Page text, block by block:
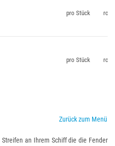
pro Stück
rot
pro Stück
rot
Zurück zum Menü
an Ihrem Schiff die die Fender